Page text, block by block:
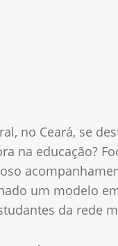
no Ceará, se
na educação?
um modelo
da rede